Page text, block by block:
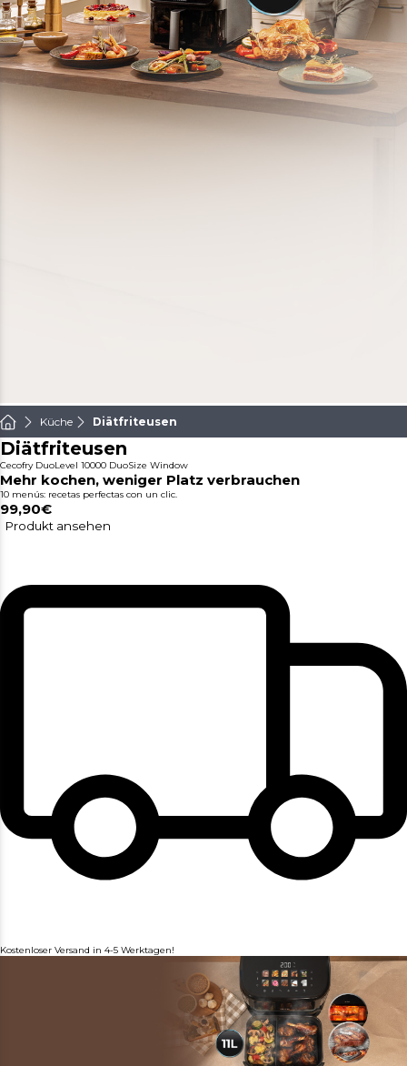
Küche Diätfriteusen
Diätfriteusen
Cecofry DuoLevel 10000 DuoSize Window
Mehr kochen, weniger Platz verbrauchen
10 menús: recetas perfectas con un clic.
99,90€
Produkt ansehen
Kostenloser Versand in 4-5 Werktagen!